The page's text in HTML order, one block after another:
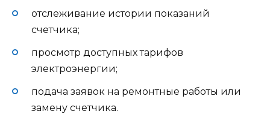
отслеживание истории показаний
счетчика;
просмотр доступных тарифов
электроэнергии;
подача заявок на ремонтные работы или
замену счетчика.